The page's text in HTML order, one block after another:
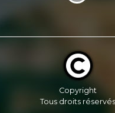
Copyright
Tous droits réservés